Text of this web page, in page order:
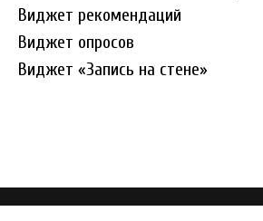
Design Agency
Design School
Fitness Clean
Виджет рекомендаций
Виджет опросов
Виджет «Запись на стене»